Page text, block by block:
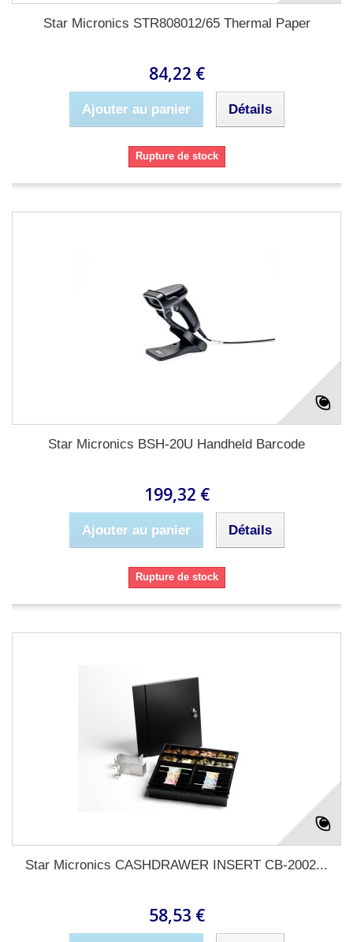
Star Micronics STR808012/65 Thermal Paper
84,22 €
Ajouter au panier Détails
Rupture de stock
Star Micronics BSH-20U Handheld Barcode
199,32 €
Ajouter au panier Détails
Rupture de stock
Star Micronics CASHDRAWER INSERT CB-2002...
58,53 €